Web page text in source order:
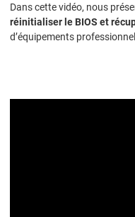
Dans cette vidéo, nous
réinitialiser le BIOS et
d’équipements